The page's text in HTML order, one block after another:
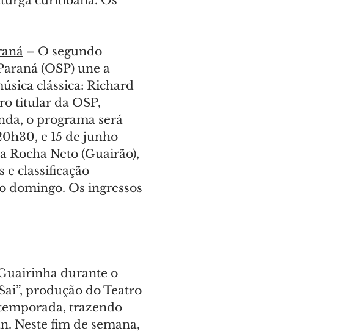
– O segundo
(OSP) une a
clássica: Richard
titular da OSP,
o programa será
e 15 de junho
Rocha Neto (Guairão),
classificação
domingo. Os ingressos
durante o
produção do Teatro
trazendo
Neste fim de semana,